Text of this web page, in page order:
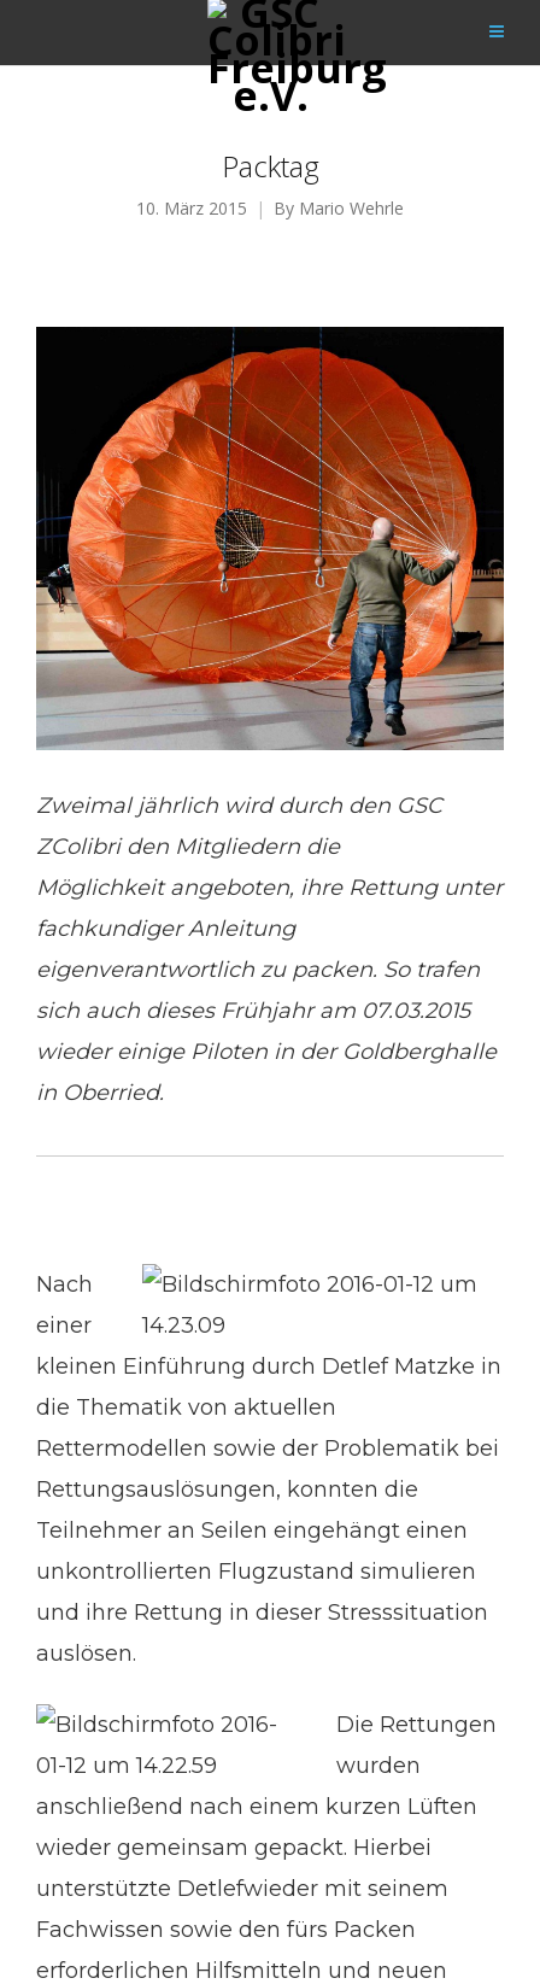
Packtag
10. März 2015 By Mario Wehrle
Zweimal jährlich wird durch den GSC
ZColibri den Mitgliedern die
Möglichkeit angeboten, ihre Rettung unter
fachkundiger Anleitung
eigenverantwortlich zu packen. So trafen
sich auch dieses Frühjahr am 07.03.2015
wieder einige Piloten in der Goldberghalle
in Oberried.
Nach
einer
kleinen Einführung durch Detlef Matzke in
die Thematik von aktuellen
Rettermodellen sowie der Problematik bei
Rettungsauslösungen, konnten die
Teilnehmer an Seilen eingehängt einen
unkontrollierten Flugzustand simulieren
und ihre Rettung in dieser Stresssituation
auslösen.
Die Rettungen
wurden
anschließend nach einem kurzen Lüften
wieder gemeinsam gepackt. Hierbei
unterstützte Detlefwieder mit seinem
Fachwissen sowie den fürs Packen
erforderlichen Hilfsmitteln und neuen